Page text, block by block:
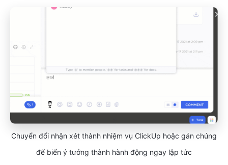
Chuyển đổi nhận xét thành nhiệm vụ ClickUp hoặc gán chúng
để biến ý tưởng thành hành động ngay lập tức